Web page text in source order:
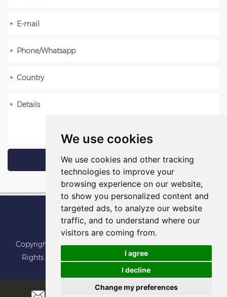
We use cookies
We use cookies and other tracking
technologies to improve your
browsing experience on our website,
to show you personalized content and
targeted ads, to analyze our website
traffic, and to understand where our
visitors are coming from.
I agree
I decline
Change my preferences
Copyright © Foshan BoJu Packaging Machine Co.,Ltd. All
Rights Reserved
Update cookies preferences